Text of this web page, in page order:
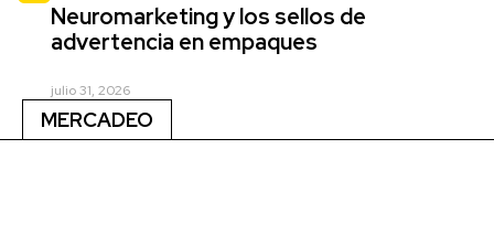
Neuromarketing y los sellos de
advertencia en empaques
julio 31, 2026
MERCADEO